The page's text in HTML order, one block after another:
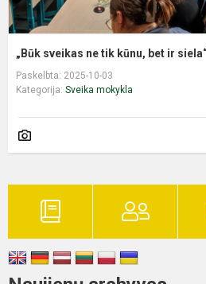
„Būk sveikas ne tik kūnu, bet ir
Paskelbta: 2025-10-03
Kategorija: Sveika mokykla